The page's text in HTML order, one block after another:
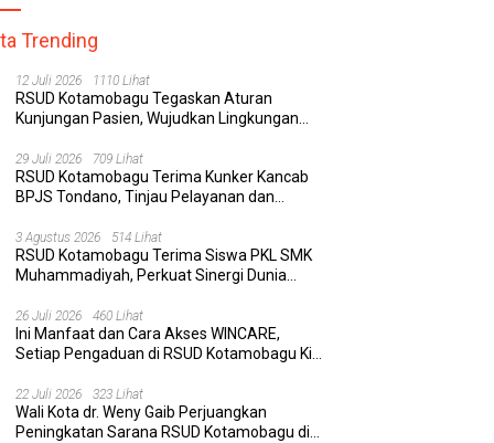
Trending
12 Juli 2026 1110 Lihat
RSUD Kotamobagu Tegaskan Aturan
Kunjungan Pasien, Wujudkan Lingkungan
Berkualitas
29 Juli 2026 709 Lihat
RSUD Kotamobagu Terima Kunker Kancab
BPJS Tondano, Tinjau Pelayanan dan
3 Agustus 2026 514 Lihat
RSUD Kotamobagu Terima Siswa PKL SMK
Muhammadiyah, Perkuat Sinergi Dunia
26 Juli 2026 460 Lihat
Ini Manfaat dan Cara Akses WINCARE,
Setiap Pengaduan di RSUD Kotamobagu Kini
22 Juli 2026 323 Lihat
Wali Kota dr. Weny Gaib Perjuangkan
Peningkatan Sarana RSUD Kotamobagu di